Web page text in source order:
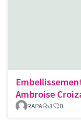
Ambroise
RAPA 3 0